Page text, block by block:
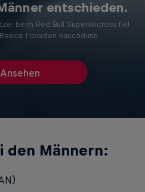
entschieden.
beim Red Bull Superskicross fiel
Howden hauchdünn.
Ansehen
den Männern: